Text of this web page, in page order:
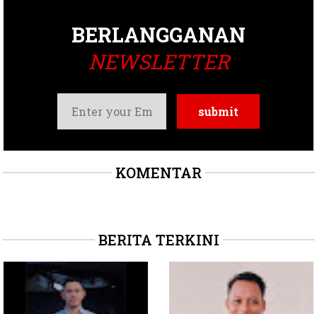
BERLANGGANAN
NEWSLETTER
KOMENTAR
BERITA TERKINI